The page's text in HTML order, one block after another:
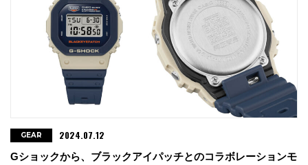
Gショックから、ブラックアイパッチとのコラボレーションモ
GEAR 2024.07.12